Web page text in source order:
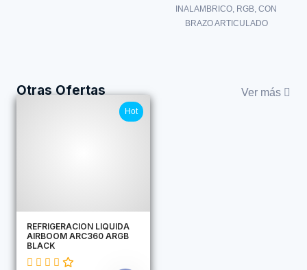
INALAMBRICO, RGB, CON
BRAZO ARTICULADO
Otras Ofertas Ver más
Hot
REFRIGERACION LIQUIDA
AIRBOOM ARC360 ARGB
BLACK